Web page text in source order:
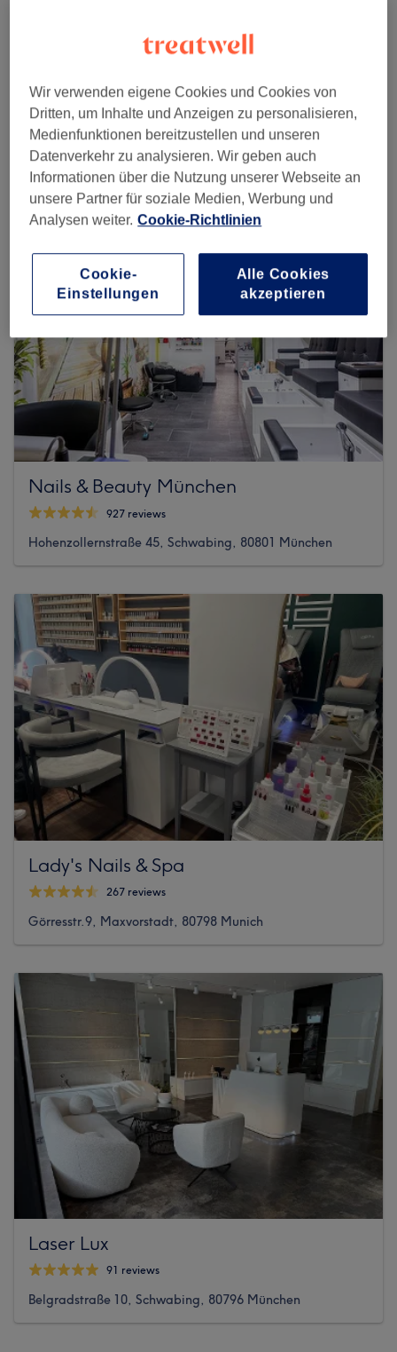
Finde die besten Salons in deiner Nähe
Auf Treatwell finden
Nails & Beauty München
927 reviews
Hohenzollernstraße 45, Schwabing, 80801 München
Lady's Nails & Spa
267 reviews
Görresstr.9, Maxvorstadt, 80798 Munich
Laser Lux
91 reviews
Belgradstraße 10, Schwabing, 80796 München
Wir verwenden eigene Cookies und Cookies von
Dritten, um Inhalte und Anzeigen zu personalisieren,
Medienfunktionen bereitzustellen und unseren
Datenverkehr zu analysieren. Wir geben auch
Informationen über die Nutzung unserer Webseite an
unsere Partner für soziale Medien, Werbung und
Analysen weiter. Cookie-Richtlinien
Cookie-
Einstellungen
Alle Cookies
akzeptieren